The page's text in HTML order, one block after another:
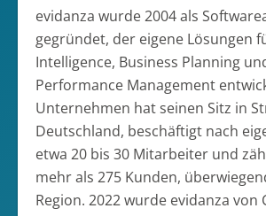
evidanza wurde 2004 als
gegründet, der eigene Lösungen
Intelligence, Business Planning
Performance Management
Unternehmen hat seinen Sitz in
Deutschland, beschäftigt nach
etwa 20 bis 30 Mitarbeiter und
mehr als 275 Kunden,
Region. 2022 wurde evidanza von